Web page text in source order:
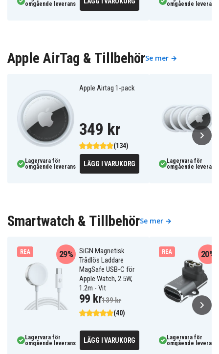
omgående leverans
omgående leverans
Apple AirTag & TillbehörSe mer →
Apple Airtag 1-pack
(134)
349 kr
Lagervara för
omgående leverans
LÄGG I VARUKORG
Lagervara för
omgående leverans
Smartwatch & TillbehörSe mer →
REA
SiGN Magnetisk
Trådlös Laddare
MagSafe USB-C för
Apple Watch, 2.5W,
1.2m - Vit
(40)
29%
99 kr139 kr
Lagervara för
omgående leverans
LÄGG I VARUKORG
REA 20%
Lagervara för
omgående leverans